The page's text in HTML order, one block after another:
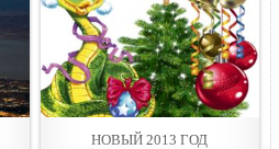
НОВЫЙ 2013 ГОД